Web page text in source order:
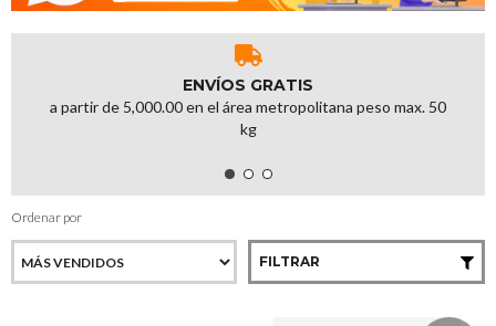
ENVÍOS GRATIS
a partir de 5,000.00 en el área metropolitana peso max. 50
kg
Ordenar por
FILTRAR